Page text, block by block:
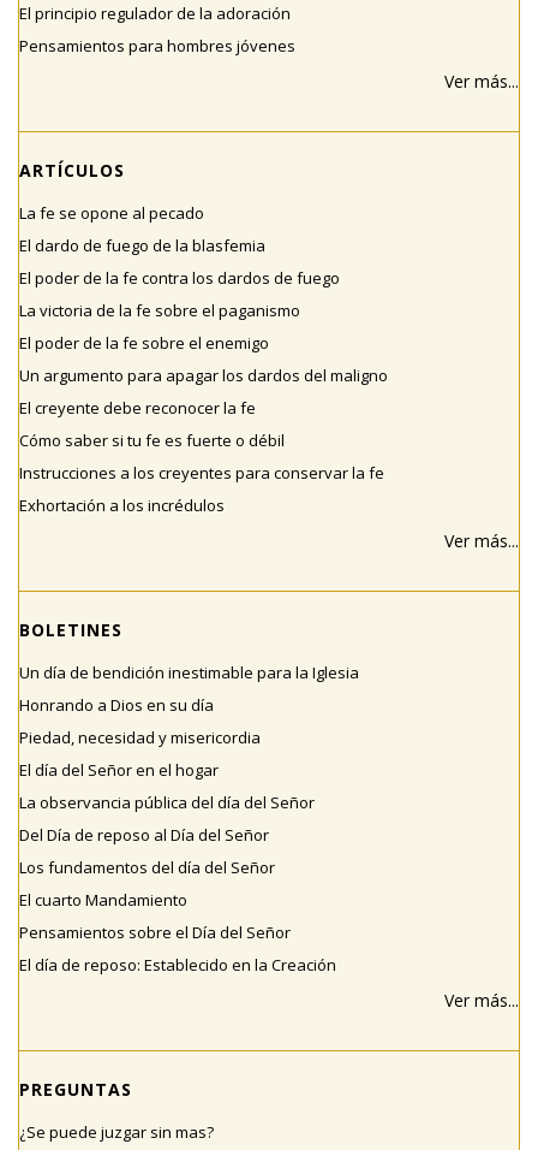
El principio regulador de la adoración
Pensamientos para hombres jóvenes
Ver más...
ARTÍCULOS
La fe se opone al pecado
El dardo de fuego de la blasfemia
El poder de la fe contra los dardos de fuego
La victoria de la fe sobre el paganismo
El poder de la fe sobre el enemigo
Un argumento para apagar los dardos del maligno
El creyente debe reconocer la fe
Cómo saber si tu fe es fuerte o débil
Instrucciones a los creyentes para conservar la fe
Exhortación a los incrédulos
Ver más...
BOLETINES
Un día de bendición inestimable para la Iglesia
Honrando a Dios en su día
Piedad, necesidad y misericordia
El día del Señor en el hogar
La observancia pública del día del Señor
Del Día de reposo al Día del Señor
Los fundamentos del día del Señor
El cuarto Mandamiento
Pensamientos sobre el Día del Señor
El día de reposo: Establecido en la Creación
Ver más...
PREGUNTAS
¿Se puede juzgar sin mas?